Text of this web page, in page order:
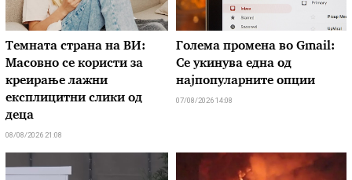
Темната страна на ВИ:
Масовно се користи за
креирање лажни
експлицитни слики од
деца
08/08/2026 21:08
Голема промена во Gmail:
Се укинува една од
најпопуларните опции
07/08/2026 14:08